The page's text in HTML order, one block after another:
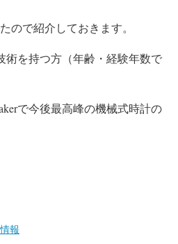
ので紹介しておきます。
術を持つ方（年齢・経験年数で
で今後最高峰の機械式時計の
報